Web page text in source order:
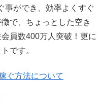
事ができ、効率よくすぐ
で、ちょっとした空き
員数400万人突破！更に
です。
ぐ方法について